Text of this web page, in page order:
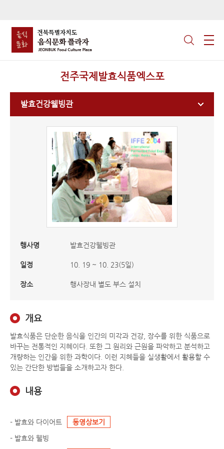
전주국제발효식품엑스포
발효건강웰빙관
행사명 발효건강웰빙관
일정 10. 19 ~ 10. 23(5일)
장소 행사장내 별도 부스 설치
개요
발효식품은 단순한 음식을 인간의 미각과 건강, 장수를 위한 식품으로
바꾸는 전통적인 지혜이다. 또한 그 원리와 근원을 파악하고 분석하고
개량하는 인간을 위한 과학이다. 이런 지혜들을 실생활에서 활용할 수
있는 간단한 방법들을 소개하고자 한다.
내용
- 발효와 다이어트
동영상보기
- 발효와 웰빙